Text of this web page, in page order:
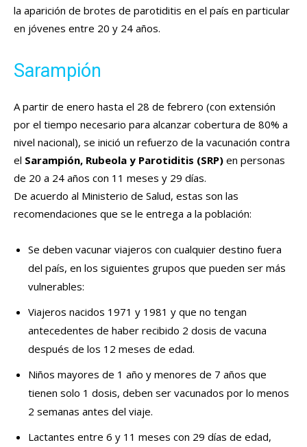
la aparición de brotes de parotiditis en el país en particular
en jóvenes entre 20 y 24 años.
Sarampión
A partir de enero hasta el 28 de febrero (con extensión
por el tiempo necesario para alcanzar cobertura de 80% a
nivel nacional), se inició un refuerzo de la vacunación contra
el Sarampión, Rubeola y Parotiditis (SRP) en personas
de 20 a 24 años con 11 meses y 29 días.
De acuerdo al Ministerio de Salud, estas son las
recomendaciones que se le entrega a la población:
Se deben vacunar viajeros con cualquier destino fuera
del país, en los siguientes grupos que pueden ser más
vulnerables:
Viajeros nacidos 1971 y 1981 y que no tengan
antecedentes de haber recibido 2 dosis de vacuna
después de los 12 meses de edad.
Niños mayores de 1 año y menores de 7 años que
tienen solo 1 dosis, deben ser vacunados por lo menos
2 semanas antes del viaje.
Lactantes entre 6 y 11 meses con 29 días de edad,